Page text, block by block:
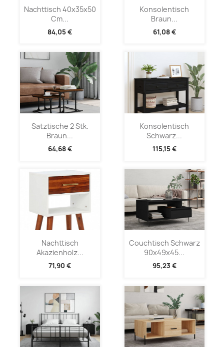
Nachttisch 40x35x50
Cm...
84,05 €
Konsolentisch
Braun...
61,08 €
Satztische 2 Stk.
Braun...
64,68 €
Konsolentisch
Schwarz...
115,15 €
Nachttisch
Akazienholz...
71,90 €
Couchtisch Schwarz
90x49x45...
95,23 €